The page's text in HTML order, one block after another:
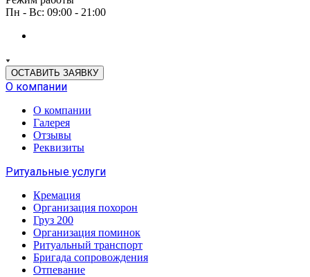
Пн - Вс: 09:00 - 21:00
ОСТАВИТЬ ЗАЯВКУ
О компании
О компании
Галерея
Отзывы
Реквизиты
Ритуальные услуги
Кремация
Организация похорон
Груз 200
Организация поминок
Ритуальный транспорт
Бригада сопровождения
Отпевание